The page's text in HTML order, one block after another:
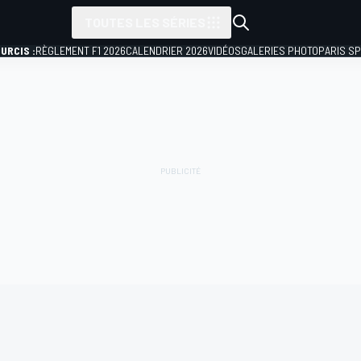
:RÈGLEMENT F1 2026CALENDRIER 2026VIDÉOSGALERIES PHOTOPARIS